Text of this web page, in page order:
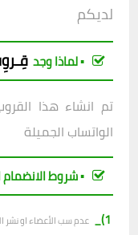
لديكم
▪︎ لماذا وجد
تم انشاء هذا
الواتساب الجميلة
▪︎ شروط
1)_
عدم سب الأعضاء او نشر